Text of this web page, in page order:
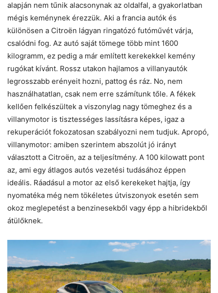
alapján nem tűnik alacsonynak az oldalfal, a gyakorlatban
mégis keménynek érezzük. Aki a francia autók és
különösen a Citroën lágyan ringatózó futóművét várja,
csalódni fog. Az autó saját tömege több mint 1600
kilogramm, ez pedig a már említett kerekekkel kemény
rugókat kívánt. Rossz utakon hajlamos a villanyautók
legrosszabb erényeit hozni, pattog és ráz. No, nem
használhatatlan, csak nem erre számítunk tőle. A fékek
kellően felkészültek a viszonylag nagy tömeghez és a
villanymotor is tisztességes lassításra képes, igaz a
rekuperációt fokozatosan szabályozni nem tudjuk. Apropó,
villanymotor: amiben szerintem abszolút jó irányt
választott a Citroën, az a teljesítmény. A 100 kilowatt pont
az, ami egy átlagos autós vezetési tudásához éppen
ideális. Ráadásul a motor az első kerekeket hajtja, így
nyomatéka még nem tökéletes útviszonyok esetén sem
okoz meglepetést a benzinesekből vagy épp a hibridekből
átülőknek.